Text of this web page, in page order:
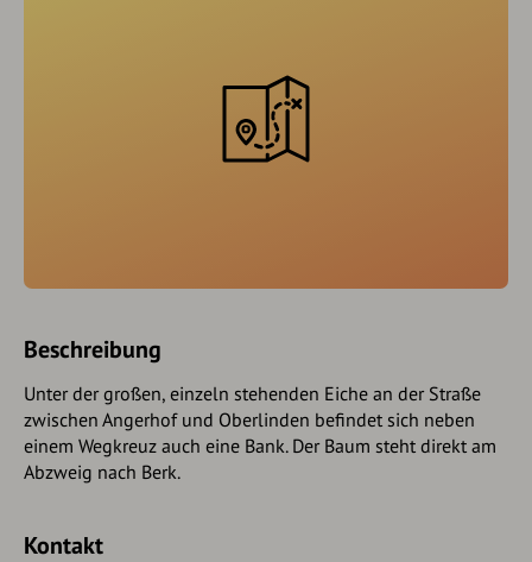
Beschreibung
Unter der großen, einzeln stehenden Eiche an der Straße
zwischen Angerhof und Oberlinden befindet sich neben
einem Wegkreuz auch eine Bank. Der Baum steht direkt am
Abzweig nach Berk.
Kontakt